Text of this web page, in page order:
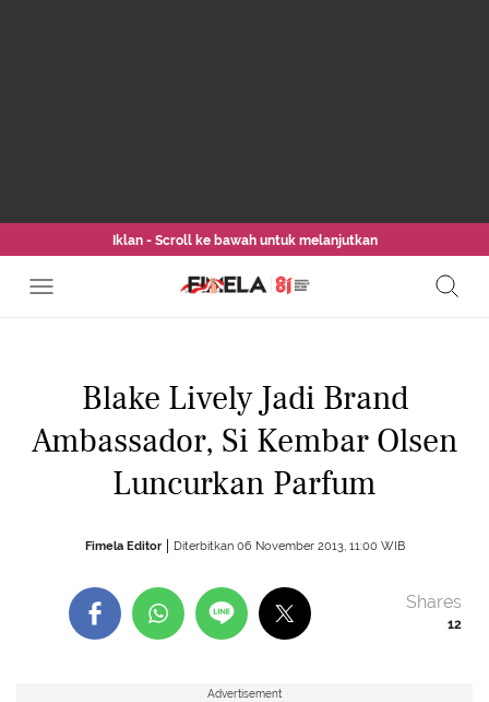
Iklan - Scroll ke bawah untuk melanjutkan
Blake Lively Jadi Brand
Ambassador, Si Kembar Olsen
Luncurkan Parfum
Fimela Editor Diterbitkan 06 November 2013, 11:00 WIB
12
Shares
Advertisement